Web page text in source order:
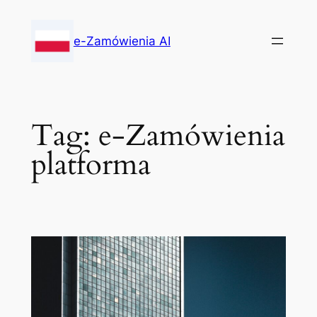
content
e-Zamówienia AI
Tag: e-Zamówienia
platforma